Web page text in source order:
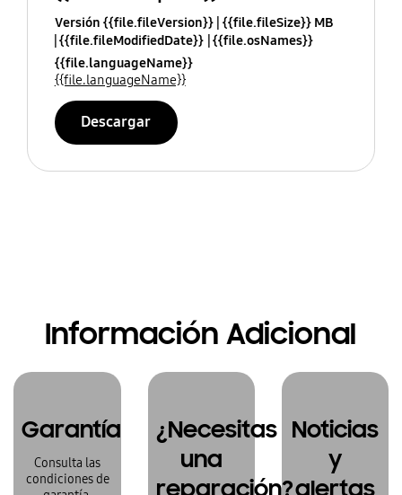
Versión {{file.fileVersion}} {{file.fileSize}} MB
{{file.fileModifiedDate}} {{file.osNames}}
{{file.languageName}}
{{file.languageName}}
Descargar
Información Adicional
Garantía
Consulta las
condiciones de
¿Necesitas
una
reparación?
Noticias
y
alertas